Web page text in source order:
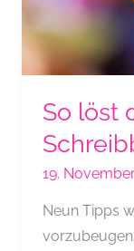
So löst
19.
Neun Tipps